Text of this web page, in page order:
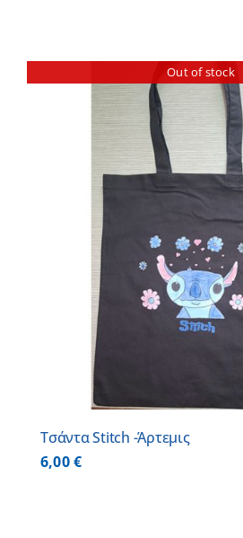
Out of stock
Τσάντα Stitch -Άρτεμις
6,00€